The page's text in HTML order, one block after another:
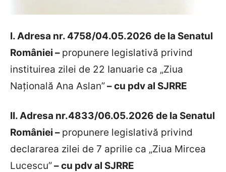
I. Adresa nr. 4758/04.05.2026 de la Senatul
României – propunere legislativă privind
instituirea zilei de 22 Ianuarie ca „Ziua
Națională Ana Aslan”– cu pdv al SJRRE
II. Adresa nr.4833/06.05.2026 de la Senatul
României – propunere legislativă privind
declararea zilei de 7 aprilie ca „Ziua Mircea
Lucescu”– cu pdv al SJRRE